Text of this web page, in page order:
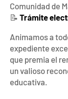
Comunidad de
📝 Trámite
Animamos a
expediente
que premia el
un valioso
educativa.